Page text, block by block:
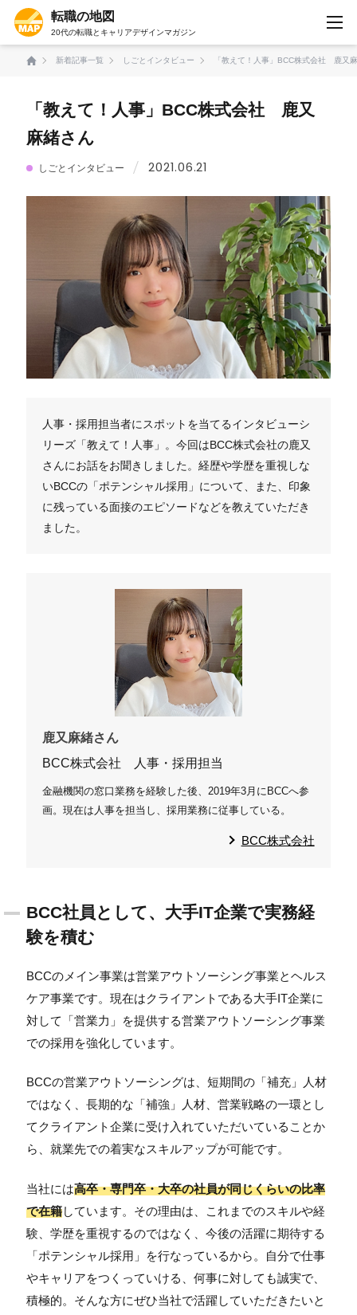
転職の地図
20代の転職とキャリアデザインマガジン
新着記事一覧 しごとインタビュー 「教えて！人事」BCC株式会社 鹿又
「教えて！人事」BCC株式会社 鹿又
麻緒さん
しごとインタビュー 2021.06.21
人事・採用担当者にスポットを当てるインタビューシ
リーズ「教えて！人事」。今回はBCC株式会社の鹿又
さんにお話をお聞きしました。経歴や学歴を重視しな
いBCCの「ポテンシャル採用」について、また、印象
に残っている面接のエピソードなどを教えていただき
ました。
鹿又麻緒さん
BCC株式会社 人事・採用担当
金融機関の窓口業務を経験した後、2019年3月にBCCへ参
画。現在は人事を担当し、採用業務に従事している。
BCC株式会社
BCC社員として、大手IT企業で実務経
験を積む
BCCのメイン事業は営業アウトソーシング事業とヘルス
ケア事業です。現在はクライアントである大手IT企業に
対して「営業力」を提供する営業アウトソーシング事業
での採用を強化しています。
BCCの営業アウトソーシングは、短期間の「補充」人材
ではなく、長期的な「補強」人材、営業戦略の一環とし
てクライアント企業に受け入れていただいていることか
ら、就業先での着実なスキルアップが可能です。
当社には高卒・専門卒・大卒の社員が同じくらいの比率
で在籍しています。その理由は、これまでのスキルや経
験、学歴を重視するのではなく、今後の活躍に期待する
「ポテンシャル採用」を行なっているから。自分で仕事
やキャリアをつくっていける、何事に対しても誠実で、
積極的。そんな方にぜひ当社で活躍していただきたいと